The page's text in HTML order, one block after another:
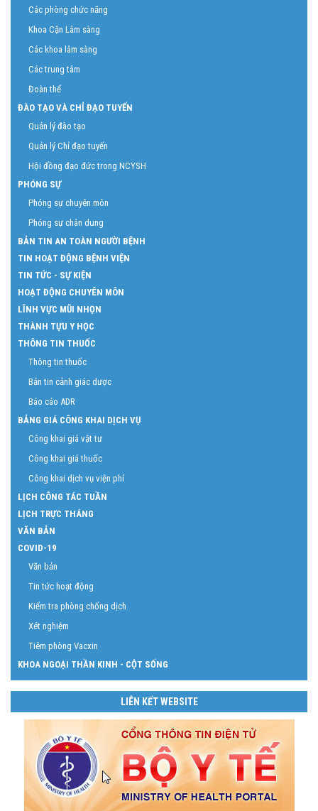
Các phòng chức năng
Khoa Cận Lâm sàng
Các khoa lâm sàng
Các trung tâm
Đoàn thể
ĐÀO TẠO VÀ CHỈ ĐẠO TUYẾN
Quản lý đào tạo
Quản lý Chỉ đạo tuyến
Hội đồng đạo đức trong NCYSH
PHÓNG SỰ
Phóng sự chuyên môn
Phóng sự chân dung
BẢN TIN AN TOÀN NGƯỜI BỆNH
TIN HOẠT ĐỘNG BỆNH VIỆN
TIN TỨC - SỰ KIỆN
HOẠT ĐỘNG CHUYÊN MÔN
LĨNH VỰC MŨI NHỌN
THÀNH TỰU Y HỌC
THÔNG TIN THUỐC
Thông tin thuốc
Bản tin cảnh giác dược
Báo cáo ADR
BẢNG GIÁ CÔNG KHAI DỊCH VỤ
Công khai giá vật tư
Công khai giá thuốc
Công khai dịch vụ viện phí
LỊCH CÔNG TÁC TUẦN
LỊCH TRỰC THÁNG
VĂN BẢN
COVID-19
Văn bản
Tin tức hoạt động
Kiểm tra phòng chống dịch
Xét nghiệm
Tiêm phòng Vacxin
KHOA NGOẠI THẦN KINH - CỘT SỐNG
LIÊN KẾT WEBSITE